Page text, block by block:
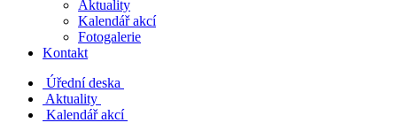
Aktuality
Kalendář akcí
Fotogalerie
Kontakt
Úřední deska
Aktuality
Kalendář akcí